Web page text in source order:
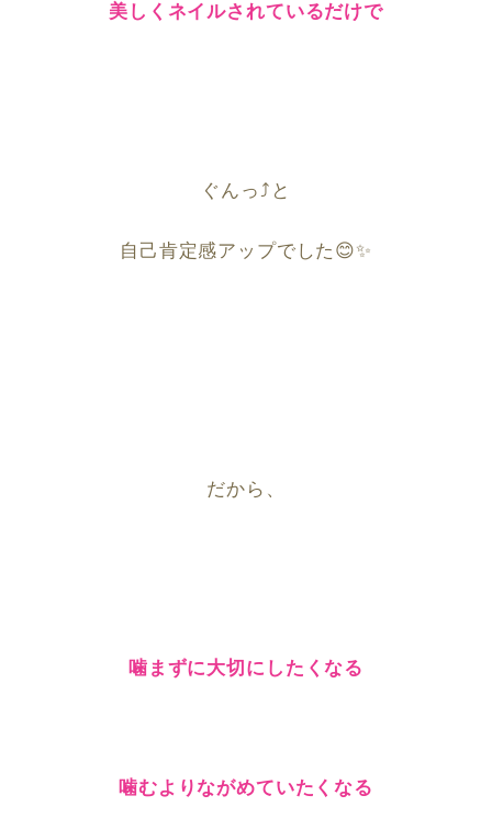
美しくネイルされているだけで
ぐんっ⤴︎と
自己肯定感アップでした 😊✨
だから、
噛まずに大切にしたくなる
噛むよりながめていたくなる